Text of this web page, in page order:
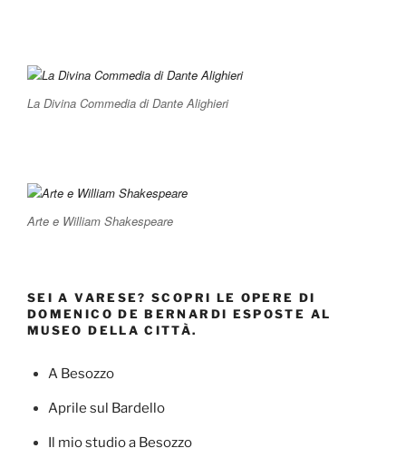
La Divina Commedia di Dante Alighieri
Arte e William Shakespeare
SEI A VARESE? SCOPRI LE OPERE DI
DOMENICO DE BERNARDI ESPOSTE AL
MUSEO DELLA CITTÀ.
A Besozzo
Aprile sul Bardello
Il mio studio a Besozzo